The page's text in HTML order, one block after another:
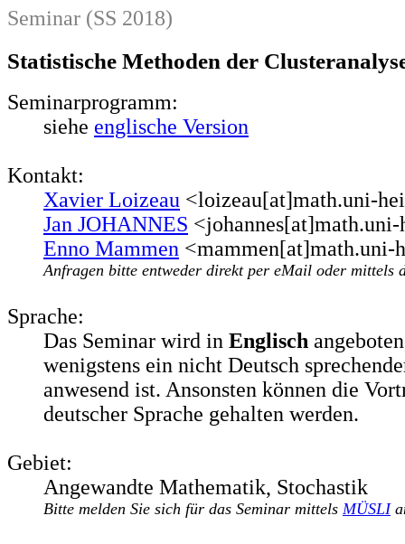
Seminar (SS 2018)
Statistische Methoden der
Seminarprogramm:
siehe englische Version
Kontakt:
Xavier Loizeau <loizeau[at]math.uni-
Jan JOHANNES
Enno Mammen <mammen[at]math.uni-
Anfragen bitte entweder direkt per eMail oder mittels
Sprache:
Das Seminar wird in Englisch
wenigstens ein nicht Deutsch
anwesend ist. Ansonsten können die
deutscher Sprache gehalten werden.
Gebiet:
Angewandte Mathematik, Stochastik
Bitte melden Sie sich für das Seminar mittels MÜSLI